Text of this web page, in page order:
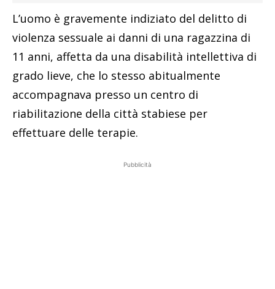
L’uomo è gravemente indiziato del delitto di
violenza sessuale ai danni di una ragazzina di
11 anni, affetta da una disabilità intellettiva di
grado lieve, che lo stesso abitualmente
accompagnava presso un centro di
riabilitazione della città stabiese per
effettuare delle terapie.
Pubblicità